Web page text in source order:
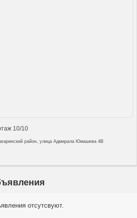
10/10
район, улица Адмирала Юмашева 4В
отсутсвуют.